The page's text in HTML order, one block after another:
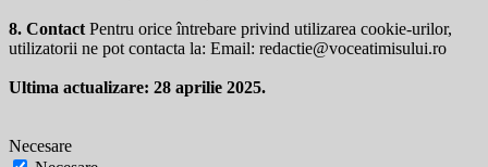
8. Contact Pentru orice întrebare privind utilizarea cookie-urilor,
utilizatorii ne pot contacta la: Email: redactie@voceatimisului.ro
Ultima actualizare: 28 aprilie 2025.
Necesare